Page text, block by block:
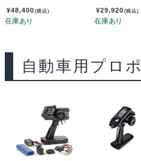
¥48,400 (税込)
付 035890
¥29,920 (税込)
自動車用プロポ